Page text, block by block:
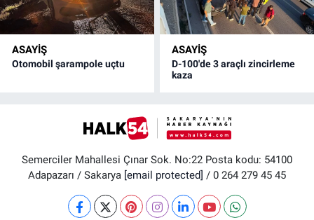
ASAYİŞ
Otomobil şarampole uçtu
ASAYİŞ
D-100'de 3 araçlı zincirleme
kaza
Semerciler Mahallesi Çınar Sok. No:22 Posta kodu: 54100
Adapazarı / Sakarya [email protected] / 0 264 279 45 45